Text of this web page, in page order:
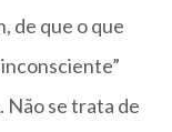
de que o que
Não se trata de